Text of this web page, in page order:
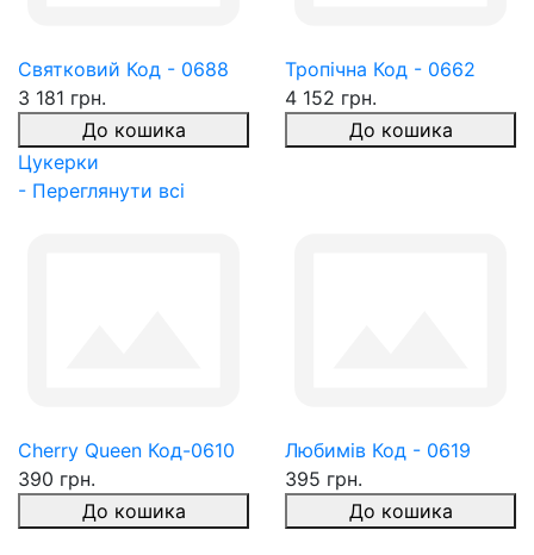
Святковий Код - 0688
3 181 грн.
До кошика
Тропічна Код - 0662
4 152 грн.
До кошика
Цукерки
- Переглянути всі
Cherry Queen Код-0610
390 грн.
До кошика
Любимів Код - 0619
395 грн.
До кошика